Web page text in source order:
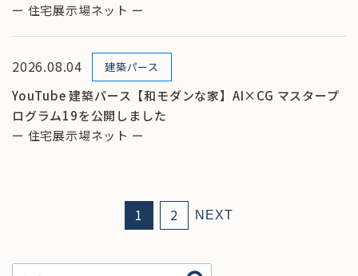
ー 住宅展示場ネット ー
2026.08.04 建築パース
YouTube 建築パース【和モダンな家】AI×CG マスタープ
ログラム19を公開しました
ー 住宅展示場ネット ー
1 2 NEXT